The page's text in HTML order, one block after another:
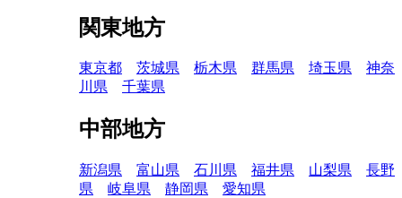
関東地方
東京都 茨城県 栃木県 群馬県 埼玉県
神奈
川県
千葉県
中部地方
新潟県 富山県 石川県 福井県 山梨県
長野
県
岐阜県 静岡県 愛知県